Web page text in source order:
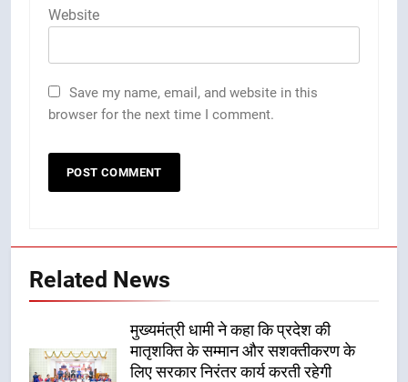
Website
Save my name, email, and website in this
browser for the next time I comment.
Related News
मुख्यमंत्री धामी ने कहा कि प्रदेश की
मातृशक्ति के सम्मान और सशक्तीकरण के
लिए सरकार निरंतर कार्य करती रहेगी